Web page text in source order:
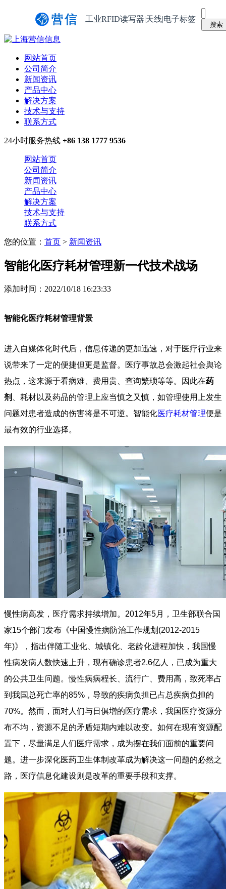
工业RFID读写器|天线|电子标签
网站首页
公司简介
新闻资讯
产品中心
解决方案
技术与支持
联系方式
24小时服务热线 +86 138 1777 9536
网站首页
公司简介
新闻资讯
产品中心
解决方案
技术与支持
联系方式
您的位置： 首页 > 新闻资讯
智能化医疗耗材管理新一代技术战场
添加时间：2022/10/18 16:23:33
智能化医疗耗材管理背景
进入自媒体化时代后，信息传递的更加迅速，对于医疗行业来
说带来了一定的便捷但更是监督。医疗事故总会激起社会舆论
热点，这来源于看病难、费用贵、查询繁琐等等。因此在药
剂
、耗材以及药品的管理上应当慎之又慎，如管理使用上发生
问题对患者造成的伤害将是不可逆。智能化医疗耗材管理便是
最有效的行业选择。
慢性病高发，医疗需求持续增加。2012年5月，卫生部联合国
家15个部门发布《中国慢性病防治工作规划(2012-2015
年)》，指出伴随工业化、城镇化、老龄化进程加快，我国慢
性病发病人数快速上升，现有确诊患者2.6亿人，已成为重大
的公共卫生问题。慢性病病程长、流行广、费用高，致死率占
到我国总死亡率的85%，导致的疾病负担已占总疾病负担的
70%。然而，面对人们与日俱增的医疗需求，我国医疗资源分
布不均，资源不足的矛盾短期内难以改变。如何在现有资源配
置下，尽量满足人们医疗需求，成为摆在我们面前的重要问
题。进一步深化医药卫生体制改革成为解决这一问题的必然之
路，医疗信息化建设则是改革的重要手段和支撑。